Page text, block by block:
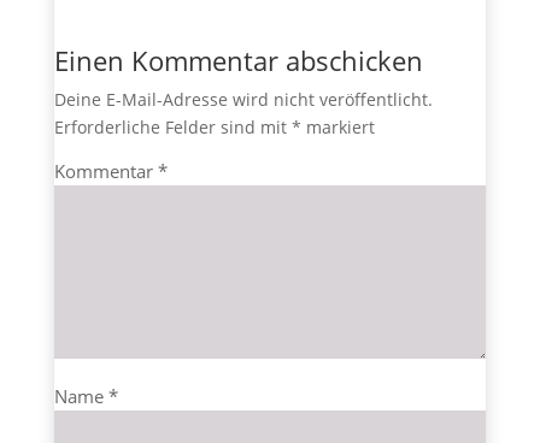
Einen Kommentar abschicken
Deine E-Mail-Adresse wird nicht veröffentlicht.
Erforderliche Felder sind mit * markiert
Kommentar *
Name *